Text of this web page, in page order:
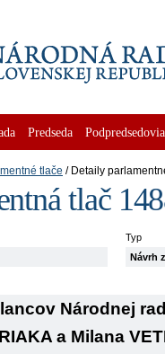
Predseda Podpredsedovia
tlače Detaily
tlač
Typ
Návrh
Národnej
a Milana